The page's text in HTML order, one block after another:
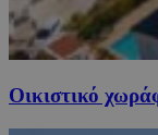
Οικιστικό